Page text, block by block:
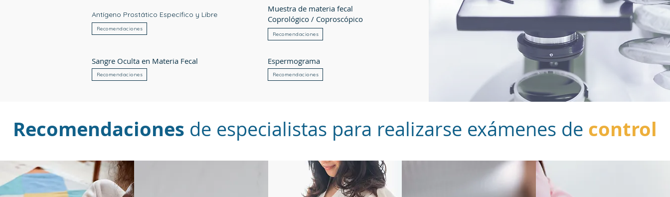
Antígeno Prostático Específico y Libre
Recomendaciones
Sangre Oculta en Materia Fecal
Recomendaciones
Muestra de materia fecal
Coprológico / Coproscópico
Recomendaciones
Espermograma
Recomendaciones
Recomendaciones de especialistas para realizarse exámenes de control